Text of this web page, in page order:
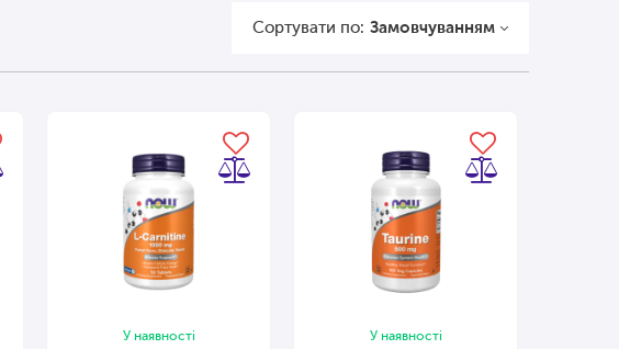
Сортувати по: Замовчуванням
У наявності У наявності